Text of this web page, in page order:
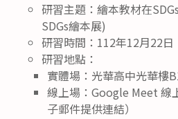
研習主題：繪本教材在
SDGs繪本展)
研習時間：112年12月22
研習地點：
實體場：光華高中光華樓
線上場：Google Meet 線
子郵件提供連結）